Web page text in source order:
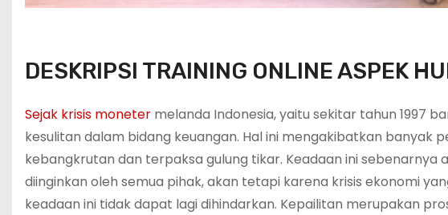
DESKRIPSI TRAINING ONLINE ASPEK
Sejak krisis moneter melanda Indonesia, yaitu sekitar tahun 1997
kesulitan dalam bidang keuangan. Hal ini mengakibatkan
kebangkrutan dan terpaksa gulung tikar. Keadaan ini
diinginkan oleh semua pihak, akan tetapi karena krisis ekonomi
keadaan ini tidak dapat lagi dihindarkan. Kepailitan merupakan